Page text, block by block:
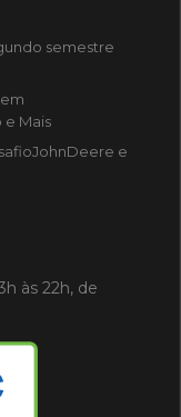
semestre
e Mais
e
às 22h, de